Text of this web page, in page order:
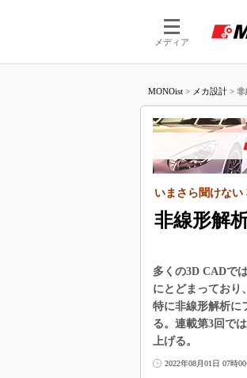
メディア
MONOist > メカ設計 > 非
非線形解
いまさら聞けない
多くの3D CADで
にとどまっており
特に非線形解析に
る。連載第3回で
上げる。
2022年08月01日 07時